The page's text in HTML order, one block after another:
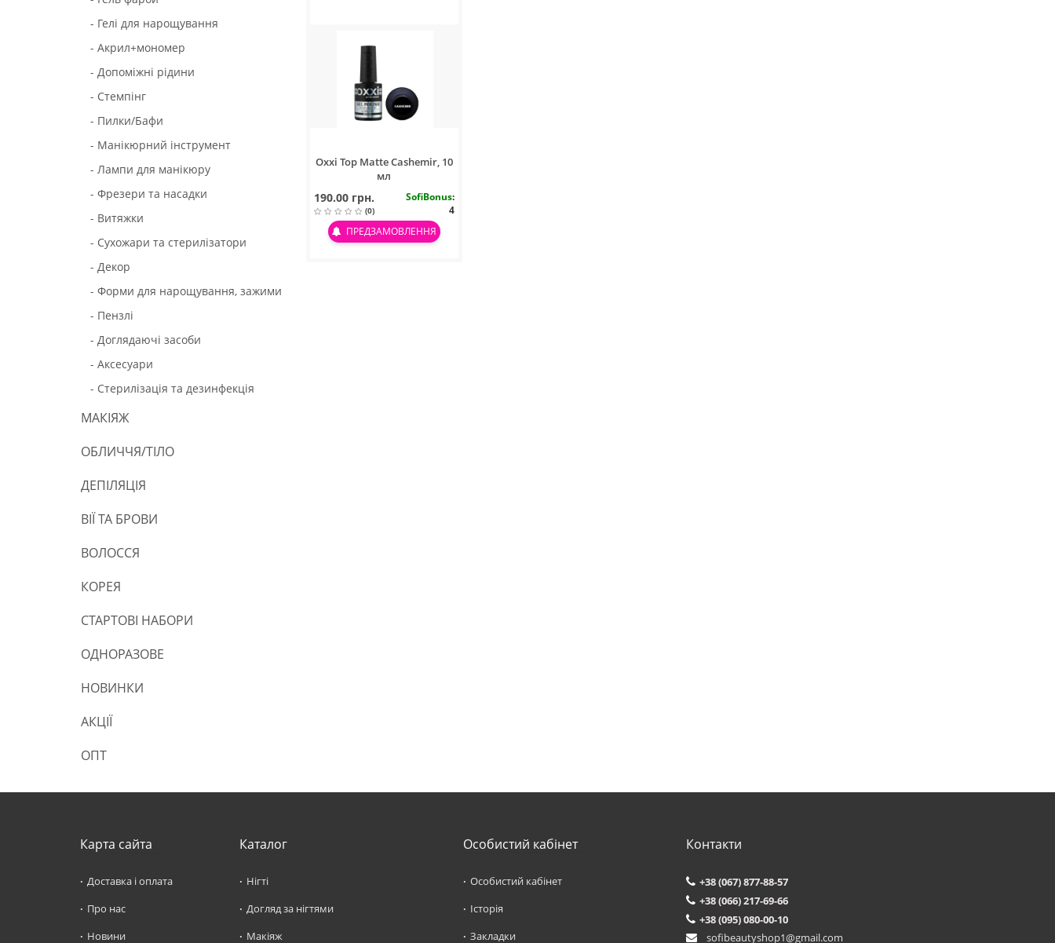
- Гелі для нарощування
- Акрил+мономер
- Допоміжні рідини
- Стемпінг
- Пилки/Бафи
- Манікюрний інструмент
- Лампи для манікюру
- Фрезери та насадки
- Витяжки
- Сухожари та стерилізатори
- Декор
- Форми для нарощування, зажими
- Пензлі
- Доглядаючі засоби
- Аксесуари
- Стерилізація та дезинфекція
МАКІЯЖ
ОБЛИЧЧЯ/ТІЛО
ДЕПІЛЯЦІЯ
ВІЇ ТА БРОВИ
ВОЛОССЯ
КОРЕЯ
СТАРТОВІ НАБОРИ
ОДНОРАЗОВЕ
НОВИНКИ
АКЦІЇ
ОПТ
Oxxi Top Matte Cashemir, 10
мл
190.00 грн.
(0)
SofiBonus:
4
ПРЕДЗАМОВЛЕННЯ
Карта сайта
Доставка і оплата
Про нас
Новини
Каталог
Нігті
Догляд за нігтями
Макіяж
Особистий кабінет
Особистий кабінет
Історія
Закладки
Контакти
+38 (067) 877-88-57
+38 (066) 217-69-66
+38 (095) 080-00-10
sofibeautyshop1@gmail.com